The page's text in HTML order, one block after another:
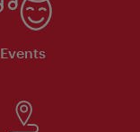
Events